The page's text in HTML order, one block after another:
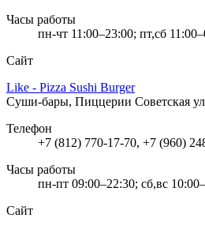
Часы работы
пн-чт 11:00–23:00; пт,сб
Сайт
Like - Pizza Sushi Burger
Суши-бары, Пиццерии Советская
Телефон
+7 (812) 770-17-70, +7 (960)
Часы работы
пн-пт 09:00–22:30; сб,вс
Сайт